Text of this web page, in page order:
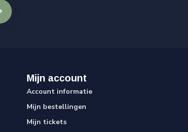
Mijn account
Account informatie
Mijn bestellingen
Mijn tickets